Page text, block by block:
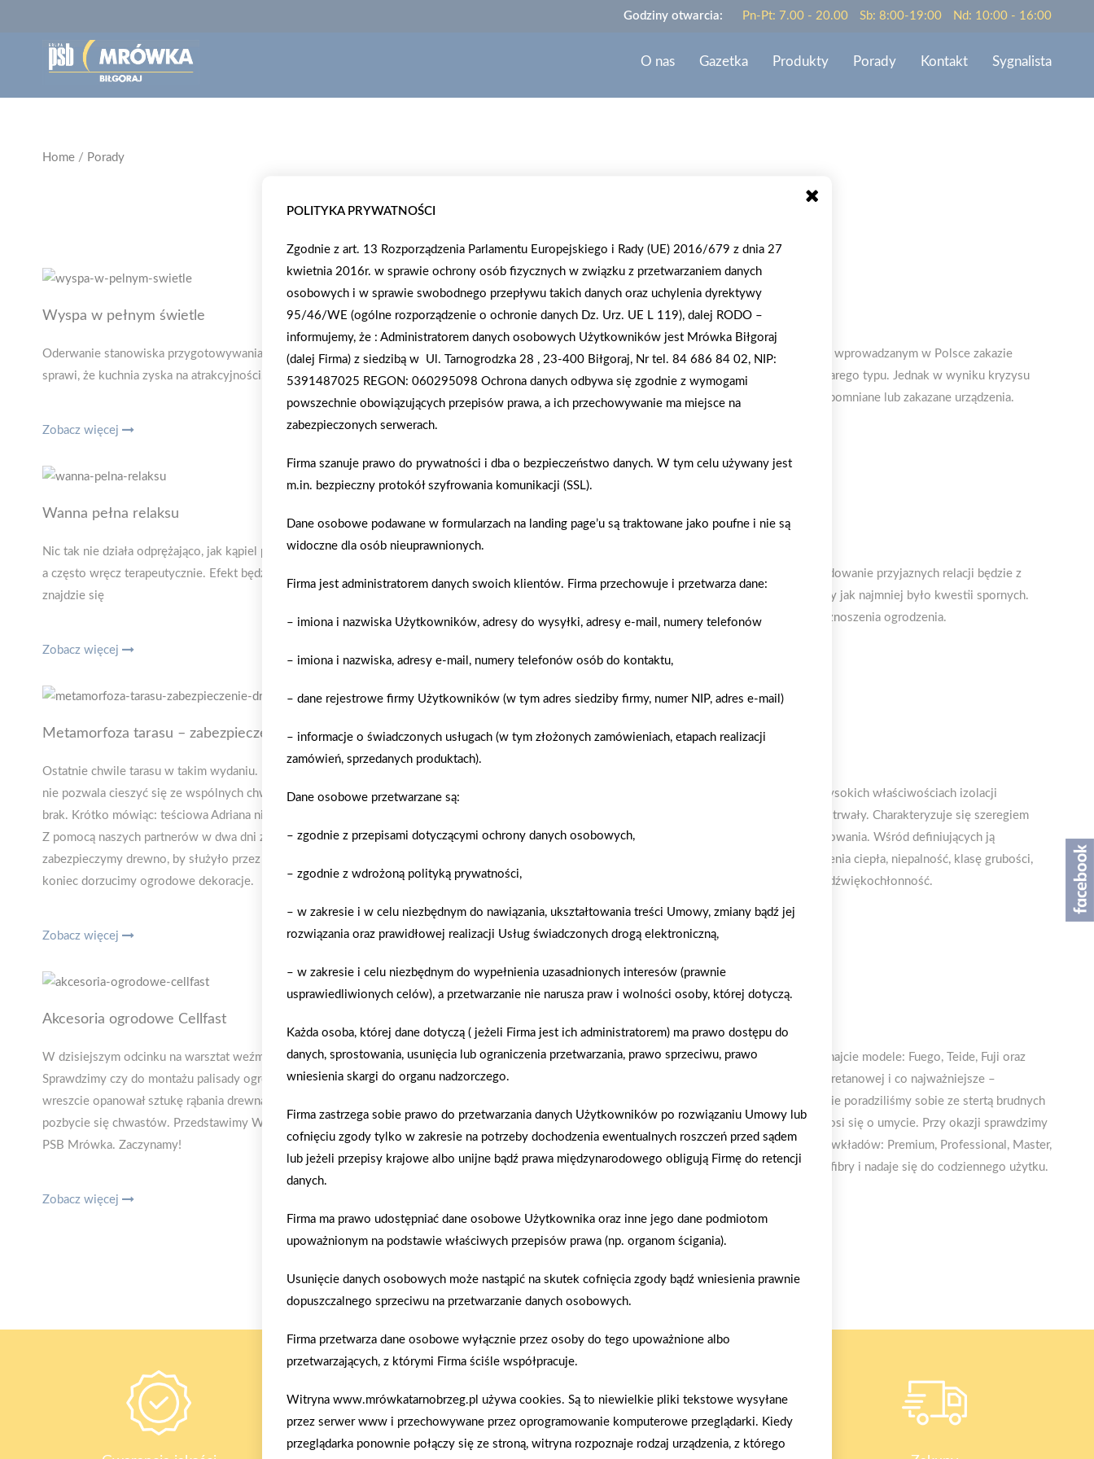
Godziny otwarcia: Pn-Pt: 7.00 - 20.00 Sb: 8:00-19:00 Nd: 10:00 - 16:00
O nas Gazetka Produkty Porady Kontakt Sygnalista
Home / Porady
Wyspa w pełnym świetle
Oderwanie stanowiska przygotowywania posiłków od ściany i usytuowanie go w centrum
sprawi, że kuchnia zyska na atrakcyjności. Efekt wzmocni dobrze zaplanowane światło.
Zobacz więcej
Opał alternatywny – drewno
Jeszcze w ubiegłym roku słyszeliśmy o stopniowo wprowadzanym w Polsce zakazie
palenia drewnem w kotłach, kozach i kominkach starego typu. Jednak w wyniku kryzysu
energetycznego wiele osób na nowo uruchamia zapomniane lub zakazane urządzenia.
Wanna pełna relaksu
Nic tak nie działa odprężająco, jak kąpiel po dniu pełnym napięć. Woda działa na nas kojąco,
a często wręcz terapeutycznie. Efekt będzie bardziej spektakularny, jeśli w naszej łazience
znajdzie się
Zobacz więcej
Dobre stosunki międzysąsiedzkie są bezcenne. Budowanie przyjaznych relacji będzie z
pewnością łatwiejsze, jeśli od początku zadbamy, by jak najmniej było kwestii spornych.
Często ich przyczyny zaczynają się już na etapie wznoszenia ogrodzenia.
Metamorfoza tarasu – zabezpieczenie drewna, Grunt R i Drewnochron
Ostatnie chwile tarasu w takim wydaniu. Kafle pamiętają minioną epokę. Brak zadaszenia
nie pozwala cieszyć się ze wspólnych chwil, gdy pogoda na zewnątrz nie dopisuje. Ozdób…
brak. Krótko mówiąc: teściowa Adriana nie ma powodów do zadowolenia. Czas to zmienić!
Z pomocą naszych partnerów w dwa dni zrobimy małą rewolucję. Zbudujemy pergolę,
zabezpieczymy drewno, by służyło przez lata, położymy podłogę, zrobimy zadaszenie, a na
koniec dorzucimy ogrodowe dekoracje.
Zobacz więcej
Mineralna wełna skalna to unikatowy materiał o wysokich właściwościach izolacji
termicznej i akustycznej, wysoko niepalny i bardzo trwały. Charakteryzuje się szeregiem
wartości, decydujących o możliwościach jej zastosowania. Wśród definiujących ją
parametrów wymienia się współczynnik przewodzenia ciepła, niepalność, klasę grubości,
ściskanie, nasiąkliwość, paroprzepuszczalność czy dźwiękochłonność.
Zobacz więcej
Akcesoria ogrodowe Cellfast
W dzisiejszym odcinku na warsztat weźmiemy akcesoria ogrodowe marki Cellfast.
Sprawdzimy czy do montażu palisady ogrodowej trzeba wzywać fachowca, czy Adrian
wreszcie opanował sztukę rąbania drewna a także poszukamy skutecznego sposobu na
pozbycie się chwastów. Przedstawimy Wam również nowego współprowadzącego kanał
PSB Mrówka. Zaczynamy!
Zobacz więcej
Nowa linia gąbek do mycia naczyń marki Ravi. Poznajcie modele: Fuego, Teide, Fuji oraz
Etna. Kolorowe, wykonane z fibry oraz pianki poliuretanowej i co najważniejsze –
skuteczne w walce z zabrudzeniami. Skoro tak ładnie poradziliśmy sobie ze stertą brudnych
naczyń, to i może warto zająć się podłogą, która prosi się o umycie. Przy okazji sprawdzimy
nową linię Puro marki Ravi. Do wyboru macie pięć wkładów: Premium, Professional, Master,
Doble oraz Standard. Każdy wykonany jest z mikrofibry i nadaje się do codziennego użytku.
Zobacz więcej
6 8 393
POLITYKA PRYWATNOŚCI
Zgodnie z art. 13 Rozporządzenia Parlamentu Europejskiego i Rady (UE) 2016/679 z dnia 27
kwietnia 2016r. w sprawie ochrony osób fizycznych w związku z przetwarzaniem danych
osobowych i w sprawie swobodnego przepływu takich danych oraz uchylenia dyrektywy
95/46/WE (ogólne rozporządzenie o ochronie danych Dz. Urz. UE L 119), dalej RODO –
informujemy, że : Administratorem danych osobowych Użytkowników jest Mrówka Biłgoraj
(dalej Firma) z siedzibą w Ul. Tarnogrodzka 28 , 23-400 Biłgoraj, Nr tel. 84 686 84 02, NIP:
5391487025 REGON: 060295098 Ochrona danych odbywa się zgodnie z wymogami
powszechnie obowiązujących przepisów prawa, a ich przechowywanie ma miejsce na
zabezpieczonych serwerach.
Firma szanuje prawo do prywatności i dba o bezpieczeństwo danych. W tym celu używany jest
m.in. bezpieczny protokół szyfrowania komunikacji (SSL).
Dane osobowe podawane w formularzach na landing page’u są traktowane jako poufne i nie są
widoczne dla osób nieuprawnionych.
Firma jest administratorem danych swoich klientów. Firma przechowuje i przetwarza dane:
– imiona i nazwiska Użytkowników, adresy do wysyłki, adresy e-mail, numery telefonów
– imiona i nazwiska, adresy e-mail, numery telefonów osób do kontaktu,
– dane rejestrowe firmy Użytkowników (w tym adres siedziby firmy, numer NIP, adres e-mail)
– informacje o świadczonych usługach (w tym złożonych zamówieniach, etapach realizacji
zamówień, sprzedanych produktach).
Dane osobowe przetwarzane są:
– zgodnie z przepisami dotyczącymi ochrony danych osobowych,
– zgodnie z wdrożoną polityką prywatności,
– w zakresie i w celu niezbędnym do nawiązania, ukształtowania treści Umowy, zmiany bądź jej
rozwiązania oraz prawidłowej realizacji Usług świadczonych drogą elektroniczną,
– w zakresie i celu niezbędnym do wypełnienia uzasadnionych interesów (prawnie
usprawiedliwionych celów), a przetwarzanie nie narusza praw i wolności osoby, której dotyczą.
Każda osoba, której dane dotyczą ( jeżeli Firma jest ich administratorem) ma prawo dostępu do
danych, sprostowania, usunięcia lub ograniczenia przetwarzania, prawo sprzeciwu, prawo
wniesienia skargi do organu nadzorczego.
Firma zastrzega sobie prawo do przetwarzania danych Użytkowników po rozwiązaniu Umowy lub
cofnięciu zgody tylko w zakresie na potrzeby dochodzenia ewentualnych roszczeń przed sądem
lub jeżeli przepisy krajowe albo unijne bądź prawa międzynarodowego obligują Firmę do retencji
danych.
Firma ma prawo udostępniać dane osobowe Użytkownika oraz inne jego dane podmiotom
upoważnionym na podstawie właściwych przepisów prawa (np. organom ścigania).
Usunięcie danych osobowych może nastąpić na skutek cofnięcia zgody bądź wniesienia prawnie
dopuszczalnego sprzeciwu na przetwarzanie danych osobowych.
Firma przetwarza dane osobowe wyłącznie przez osoby do tego upoważnione albo
przetwarzających, z którymi Firma ściśle współpracuje.
Witryna www.mrówkatarnobrzeg.pl używa cookies. Są to niewielkie pliki tekstowe wysyłane
przez serwer www i przechowywane przez oprogramowanie komputerowe przeglądarki. Kiedy
przeglądarka ponownie połączy się ze stroną, witryna rozpoznaje rodzaj urządzenia, z którego